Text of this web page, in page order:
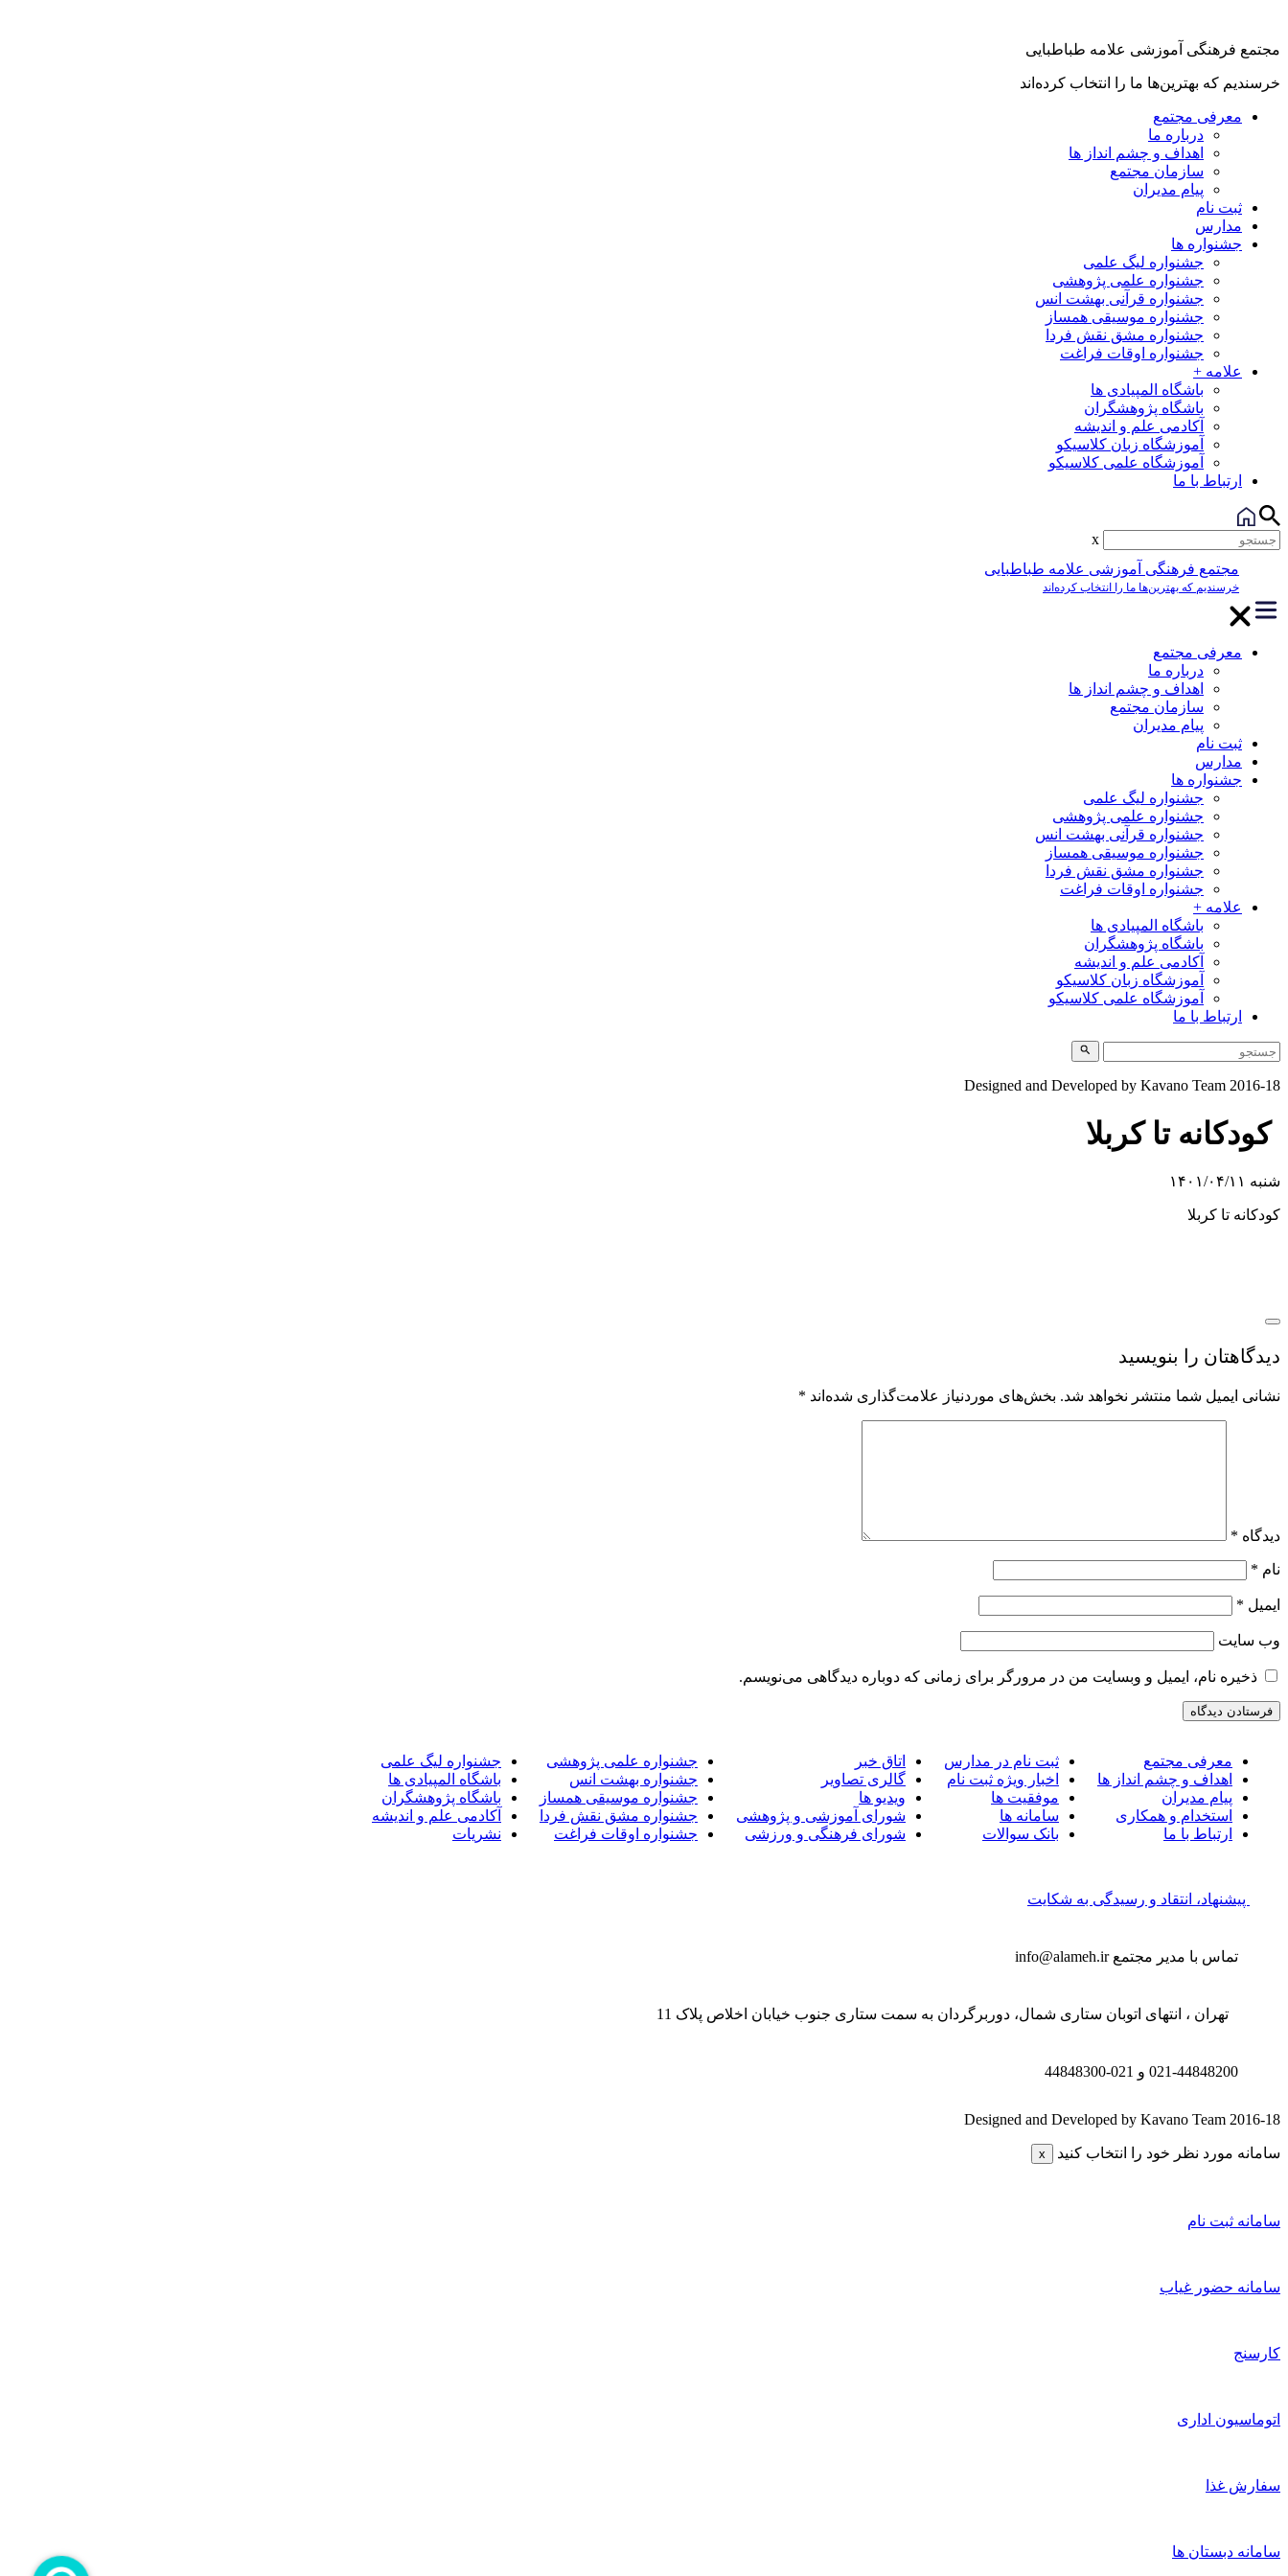
مجتمع فرهنگی آموزشی علامه طباطبایی
خرسندیم که بهترین‌ها ما را انتخاب کرده‌اند
معرفی مجتمع
درباره ما
اهداف و چشم انداز ها
سازمان مجتمع
پیام مدیران
ثبت نام
مدارس
جشنواره ها
جشنواره لیگ علمی
جشنواره علمی پژوهشی
جشنواره قرآنی بهشت انس
جشنواره موسیقی همساز
جشنواره مشق نقش فردا
جشنواره اوقات فراغت
علامه +
باشگاه المپیادی ها
باشگاه پژوهشگران
آکادمی علم و اندیشه
آموزشگاه زبان کلاسیکو
آموزشگاه علمی کلاسیکو
ارتباط با ما
x
مجتمع فرهنگی آموزشی علامه طباطبایی
خرسندیم که بهترین‌ها ما را انتخاب کرده‌اند
معرفی مجتمع
درباره ما
اهداف و چشم انداز ها
سازمان مجتمع
پیام مدیران
ثبت نام
مدارس
جشنواره ها
جشنواره لیگ علمی
جشنواره علمی پژوهشی
جشنواره قرآنی بهشت انس
جشنواره موسیقی همساز
جشنواره مشق نقش فردا
جشنواره اوقات فراغت
علامه +
باشگاه المپیادی ها
باشگاه پژوهشگران
آکادمی علم و اندیشه
آموزشگاه زبان کلاسیکو
آموزشگاه علمی کلاسیکو
ارتباط با ما
Designed and Developed by Kavano Team 2016-18
کودکانه تا کربلا
شنبه ۱۴۰۱/۰۴/۱۱
کودکانه تا کربلا
دیدگاهتان را بنویسید
نشانی ایمیل شما منتشر نخواهد شد. بخش‌های موردنیاز علامت‌گذاری شده‌اند *
دیدگاه *
نام *
ایمیل *
وب‌ سایت
ذخیره نام، ایمیل و وبسایت من در مرورگر برای زمانی که دوباره دیدگاهی می‌نویسم.
معرفی مجتمع
اهداف و چشم انداز ها
پیام مدیران
استخدام و همکاری
ارتباط با ما
ثبت نام در مدارس
اخبار ویژه ثبت نام
موفقیت ها
سامانه ها
بانک سوالات
اتاق خبر
گالری تصاویر
ویدیو ها
شورای آموزشی و پژوهشی
شورای فرهنگی و ورزشی
جشنواره علمی پژوهشی
جشنواره بهشت انس
جشنواره موسیقی همساز
جشنواره مشق نقش فردا
جشنواره اوقات فراغت
جشنواره لیگ علمی
باشگاه المپیادی ها
باشگاه پژوهشگران
آکادمی علم و اندیشه
نشریات
پیشنهاد، انتقاد و رسیدگی به شکایت
تماس با مدیر مجتمعinfo@alameh.ir
تهران ، انتهای اتوبان ستاری شمال، دوربرگردان به سمت ستاری جنوب خیابان اخلاص پلاک 11
021-44848200 و 021-44848300
Designed and Developed by Kavano Team 2016-18
سامانه مورد نظر خود را انتخاب کنید x
سامانه ثبت نام
سامانه حضور غیاب
کارسنج
اتوماسیون اداری
سفارش غذا
سامانه دبستان ها